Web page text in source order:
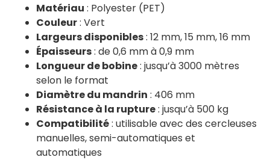
Matériau : Polyester (PET)
Couleur: Vert
Largeurs disponibles: 12 mm, 15 mm, 16 mm
Épaisseurs: de 0,6 mm à 0,9 mm
Longueur de bobine: jusqu’à 3000 mètres
selon le format
Diamètre du mandrin : 406 mm
Résistance à la rupture: jusqu’à 500 kg
Compatibilité: utilisable avec des cercleuses
manuelles, semi-automatiques et
automatiques